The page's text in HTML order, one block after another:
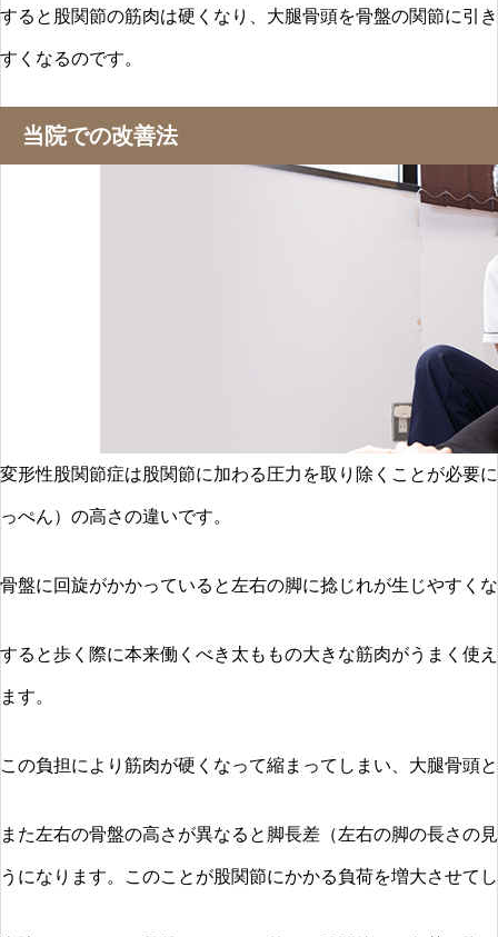
すると股関節の筋肉は硬くなり、大腿骨頭を骨盤の関節に引
すくなるのです。
当院での改善法
変形性股関節症は股関節に加わる圧力を取り除くことが必要
っぺん）の高さの違いです。
骨盤に回旋がかかっていると左右の脚に捻じれが生じやすく
すると歩く際に本来働くべき太ももの大きな筋肉がうまく使
ます。
この負担により筋肉が硬くなって縮まってしまい、大腿骨頭
また左右の骨盤の高さが異なると脚長差（左右の脚の長さの
うになります。このことが股関節にかかる負荷を増大させて